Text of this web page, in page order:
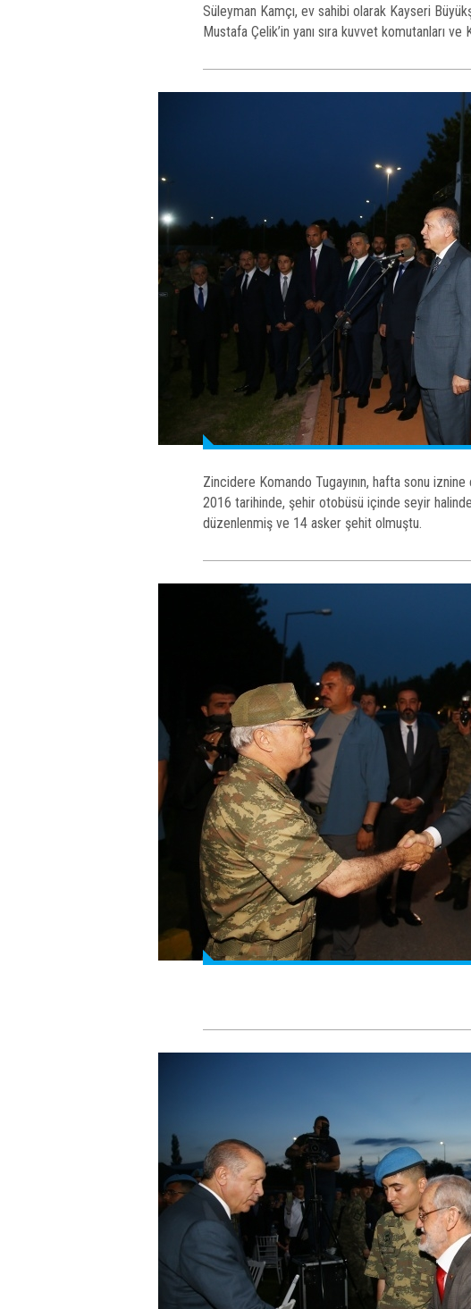
Süleyman Kamçı, ev sahibi olarak Kayseri
Mustafa Çelik’in yanı sıra kuvvet komutanları
Zincidere Komando Tugayının, hafta sonu iznine
2016 tarihinde, şehir otobüsü içinde seyir
düzenlenmiş ve 14 asker şehit olmuştu.